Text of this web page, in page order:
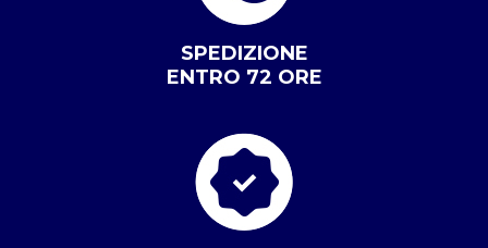
SPEDIZIONE
ENTRO 72 ORE